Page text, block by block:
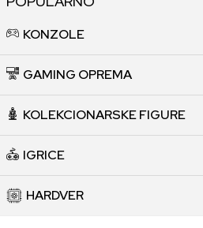
KONZOLE
GAMING OPREMA
KOLEKCIONARSKE FIGURE
IGRICE
HARDVER